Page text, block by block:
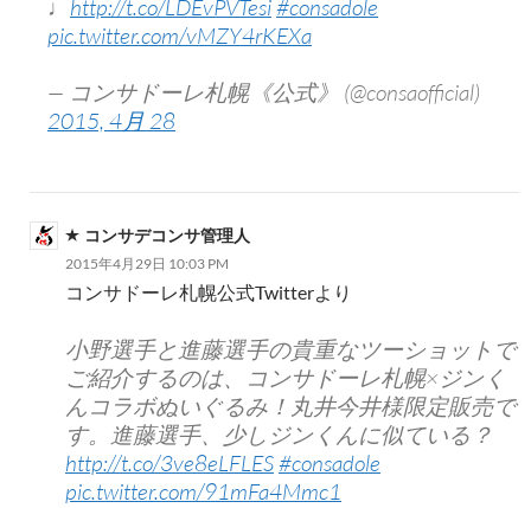
♩ http://t.co/LDEvPVTesi#consadole
pic.twitter.com/vMZY4rKEXa
— コンサドーレ札幌《公式》 (@consaofficial)
2015, 4月 28
コンサデコンサ管理人
2015年4月29日 10:03 PM
コンサドーレ札幌公式Twitterより
小野選手と進藤選手の貴重なツーショットで
ご紹介するのは、コンサドーレ札幌×ジンく
んコラボぬいぐるみ！丸井今井様限定販売で
す。進藤選手、少しジンくんに似ている？
http://t.co/3ve8eLFLES#consadole
pic.twitter.com/91mFa4Mmc1